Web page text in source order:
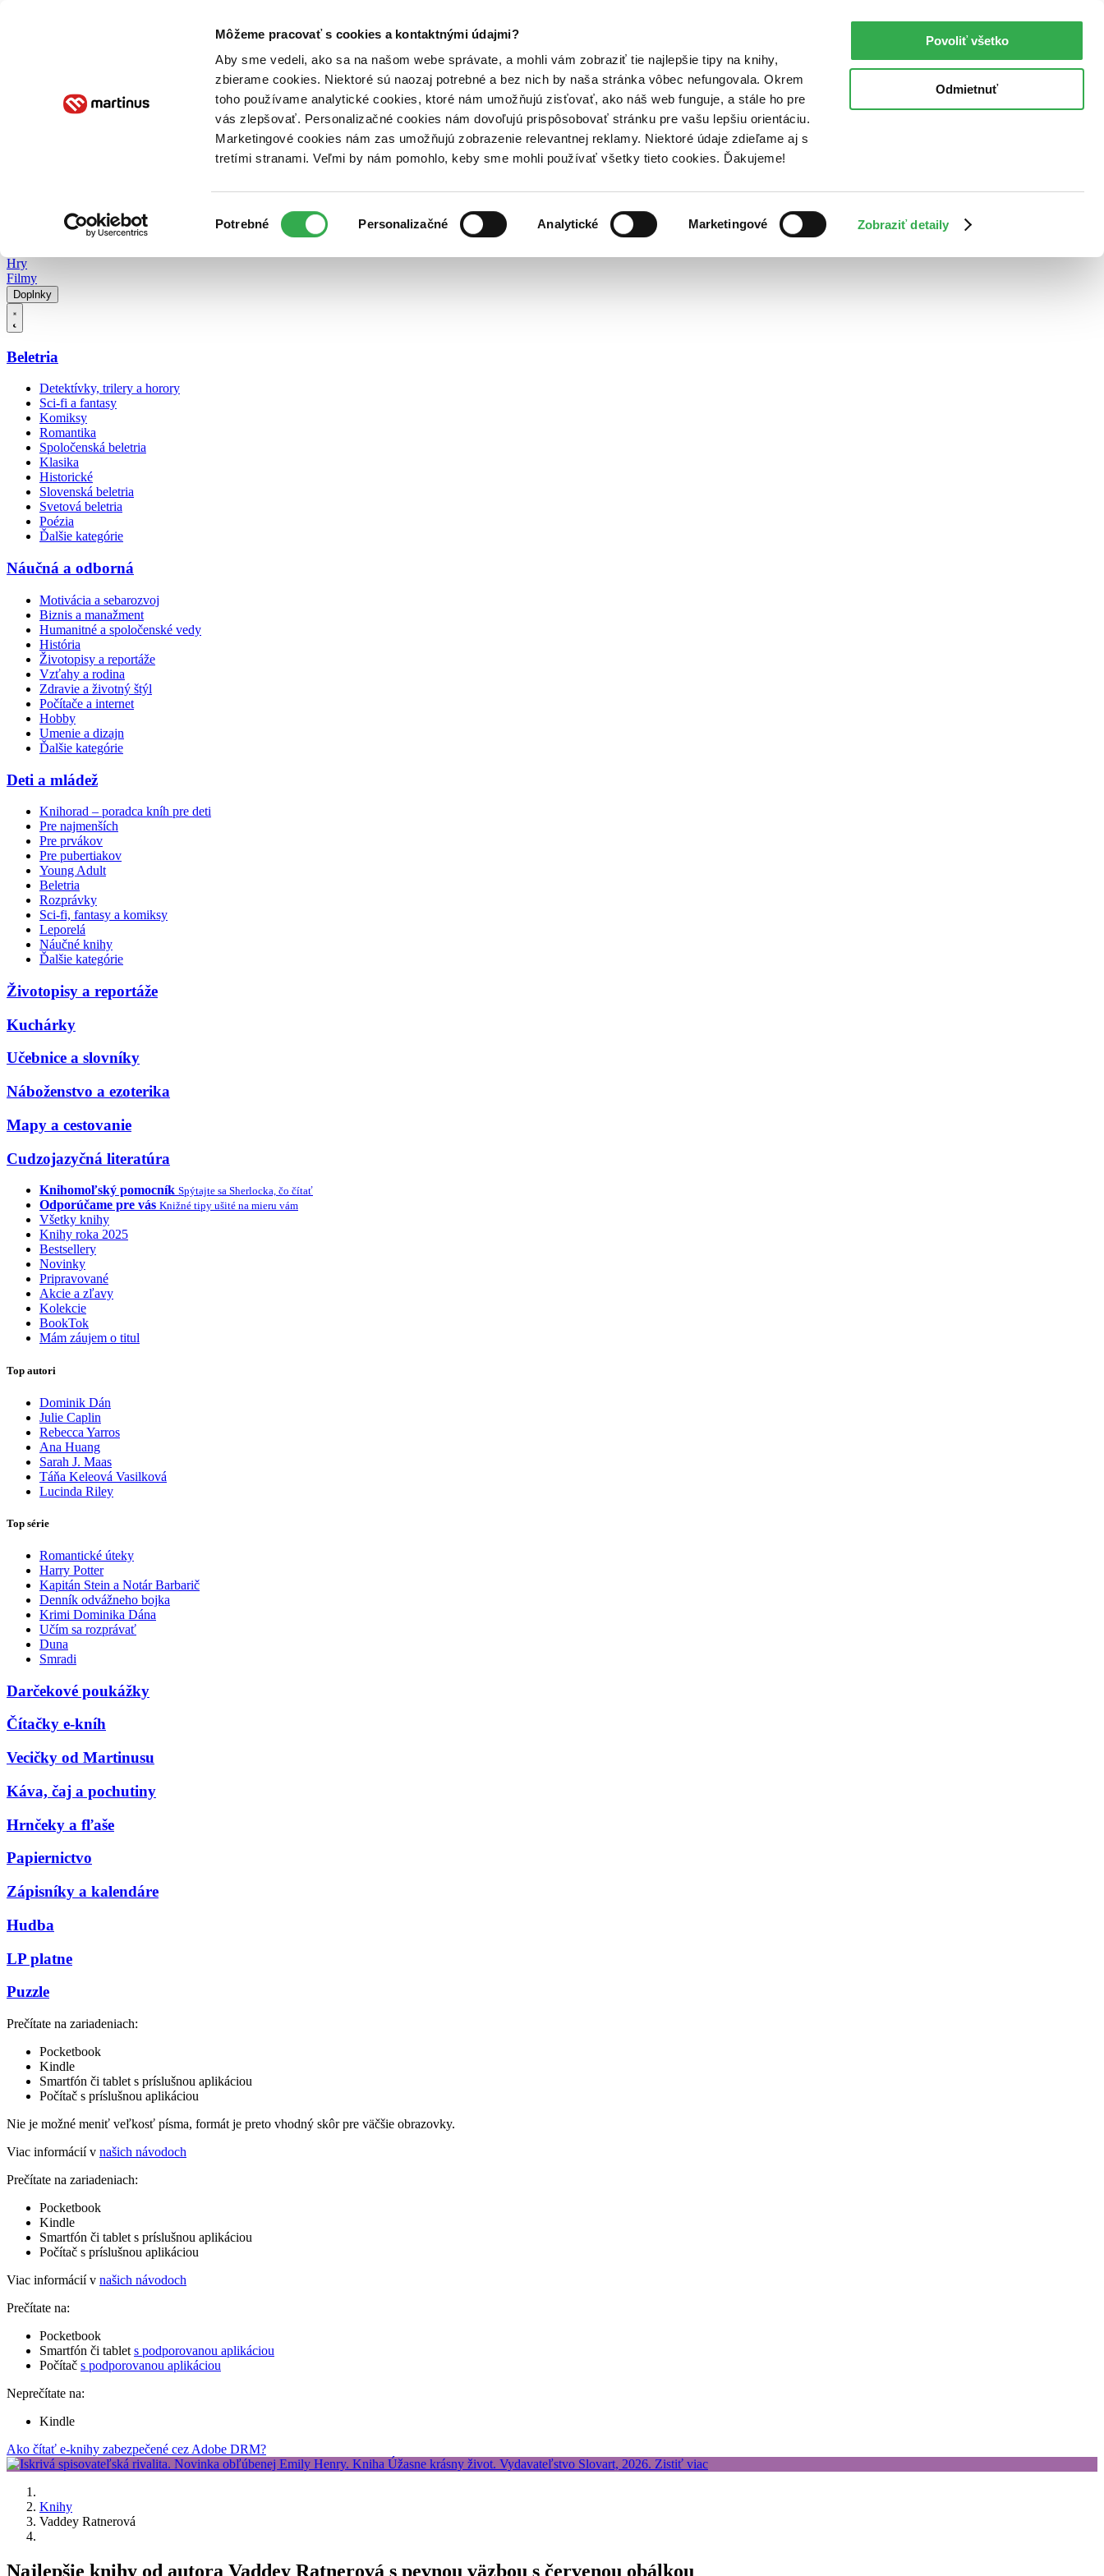
Môžeme pracovať s cookies a kontaktnými údajmi?
Aby sme vedeli, ako sa na našom webe správate, a mohli vám zobraziť tie najlepšie tipy na knihy,
zbierame cookies. Niektoré sú naozaj potrebné a bez nich by naša stránka vôbec nefungovala. Okrem
toho používame analytické cookies, ktoré nám umožňujú zisťovať, ako náš web funguje, a stále ho pre
vás zlepšovať. Personalizačné cookies nám dovoľujú prispôsobovať stránku pre vašu lepšiu orientáciu.
Marketingové cookies nám zas umožňujú zobrazenie relevantnej reklamy. Niektoré údaje zdieľame aj s
tretími stranami. Veľmi by nám pomohlo, keby sme mohli používať všetky tieto cookies. Ďakujeme!
súhlasu
Potrebné Personalizačné Analytické Marketingové Zobraziť detaily
Povoliť všetko
Odmietnuť
Poukážky Kontakt
Hry
Filmy
Doplnky
Beletria
Detektívky, trilery a horory
Sci-fi a fantasy
Komiksy
Romantika
Spoločenská beletria
Klasika
Historické
Slovenská beletria
Svetová beletria
Poézia
Ďalšie kategórie
Náučná a odborná
Motivácia a sebarozvoj
Biznis a manažment
Humanitné a spoločenské vedy
História
Životopisy a reportáže
Vzťahy a rodina
Zdravie a životný štýl
Počítače a internet
Hobby
Umenie a dizajn
Ďalšie kategórie
Deti a mládež
Knihorad – poradca kníh pre deti
Pre najmenších
Pre prvákov
Pre pubertiakov
Young Adult
Beletria
Rozprávky
Sci-fi, fantasy a komiksy
Leporelá
Náučné knihy
Ďalšie kategórie
Životopisy a reportáže
Kuchárky
Učebnice a slovníky
Náboženstvo a ezoterika
Mapy a cestovanie
Cudzojazyčná literatúra
Knihomoľský pomocník Spýtajte sa Sherlocka, čo čítať
Odporúčame pre vás Knižné tipy ušité na mieru vám
Všetky knihy
Knihy roka 2025
Bestsellery
Novinky
Pripravované
Akcie a zľavy
Kolekcie
BookTok
Mám záujem o titul
Top autori
Dominik Dán
Julie Caplin
Rebecca Yarros
Ana Huang
Sarah J. Maas
Táňa Keleová Vasilková
Lucinda Riley
Top série
Romantické úteky
Harry Potter
Kapitán Stein a Notár Barbarič
Denník odvážneho bojka
Krimi Dominika Dána
Učím sa rozprávať
Duna
Smradi
Darčekové poukážky
Čítačky e-kníh
Vecičky od Martinusu
Káva, čaj a pochutiny
Hrnčeky a fľaše
Papiernictvo
Zápisníky a kalendáre
Hudba
LP platne
Puzzle
Prečítate na zariadeniach:
Pocketbook
Kindle
Smartfón či tablet s príslušnou aplikáciou
Počítač s príslušnou aplikáciou
Nie je možné meniť veľkosť písma, formát je preto vhodný skôr pre väčšie obrazovky.
Viac informácií v našich návodoch
Prečítate na zariadeniach:
Pocketbook
Kindle
Smartfón či tablet s príslušnou aplikáciou
Počítač s príslušnou aplikáciou
Viac informácií v našich návodoch
Prečítate na:
Pocketbook
Smartfón či tablet s podporovanou aplikáciou
Počítač s podporovanou aplikáciou
Neprečítate na:
Kindle
Ako čítať e-knihy zabezpečené cez Adobe DRM?
Knihy
Vaddey Ratnerová
Najlepšie knihy od autora Vaddey Ratnerová s pevnou väzbou s červenou obálkou